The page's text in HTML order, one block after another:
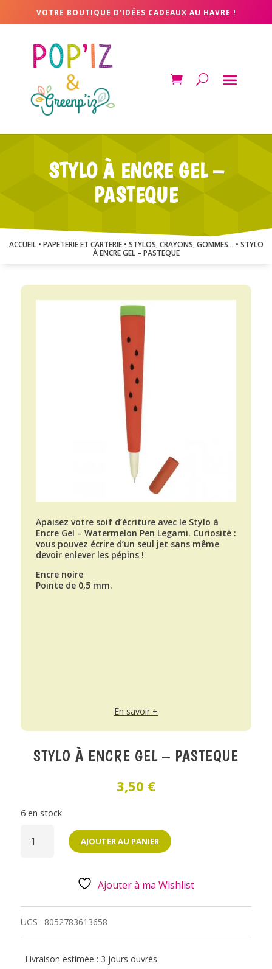
VOTRE BOUTIQUE D’IDÉES CADEAUX AU HAVRE !
STYLO À ENCRE GEL –
PASTEQUE
ACCUEIL• PAPETERIE ET CARTERIE• STYLOS, CRAYONS, GOMMES... • STYLO
À ENCRE GEL – PASTEQUE
Apaisez votre soif d’écriture avec le Stylo à
Encre Gel – Watermelon Pen Legami. Curiosité :
vous pouvez écrire d’un seul jet sans même
devoir enlever les pépins !
Encre noire
Pointe de 0,5 mm.
En savoir +
STYLO À ENCRE GEL – PASTEQUE
3,50 €
6 en stock
DE
STYLO AJOUTER AU PANIER
Ajouter à ma Wishlist
UGS : 8052783613658
Livraison estimée : 3 jours ouvrés